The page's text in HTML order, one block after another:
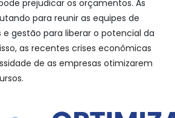
prejudicar os orçamentos. As
para reunir as equipes de
gestão para liberar o potencial da
as recentes crises econômicas
de as empresas otimizarem